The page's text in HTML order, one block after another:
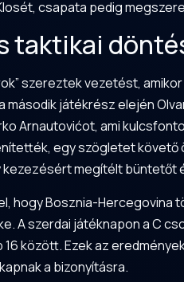
csapata pedig
taktikai
szereztek vezetést,
játékrész elején
Arnautovićot, ami
egy szögletet
kezezésért megítélt
hogy Bosznia-
A szerdai játéknapon a C
között. Ezek az
a bizonyításra.